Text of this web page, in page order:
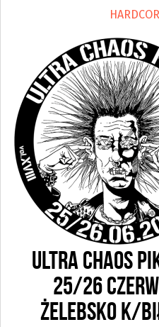
ULTRA CHAOS
25/26
ŻELEBSKO k/